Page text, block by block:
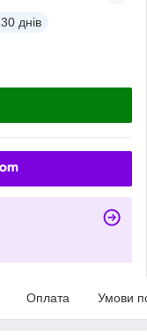
30 днів
Оплата Умови